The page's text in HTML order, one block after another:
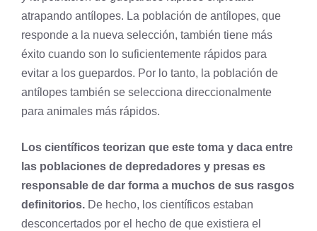
atrapando antílopes. La población de antílopes, que
responde a la nueva selección, también tiene más
éxito cuando son lo suficientemente rápidos para
evitar a los guepardos. Por lo tanto, la población de
antílopes también se selecciona direccionalmente
para animales más rápidos.
Los científicos teorizan que este toma y daca entre
las poblaciones de depredadores y presas es
responsable de dar forma a muchos de sus rasgos
definitorios. De hecho, los científicos estaban
desconcertados por el hecho de que existiera el